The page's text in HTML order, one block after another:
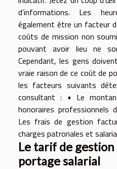
d’informations. Les
également être un facteur
coûts de mission non
pouvant avoir lieu ne
Cependant, les gens
vraie raison de ce coût de
les facteurs suivants
consultant : • Le
honoraires professionnels
Les frais de gestion
charges patronales et
Le tarif de gestion
portage salarial